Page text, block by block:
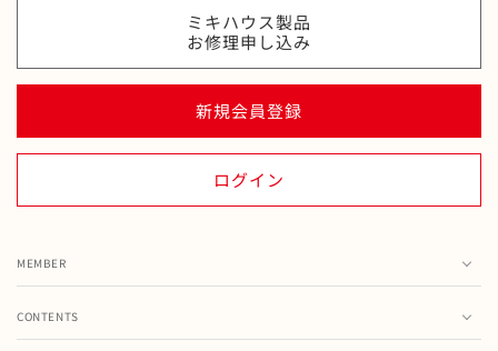
ミキハウス製品
お修理申し込み
新規会員登録
ログイン
MEMBER
CONTENTS